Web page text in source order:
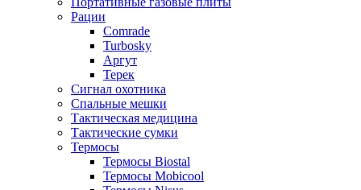
Рации
Comrade
Turbosky
Аргут
Терек
Сигнал охотника
Спальные мешки
Тактическая медицина
Тактические сумки
Термосы
Термосы Biostal
Термосы Mobicool